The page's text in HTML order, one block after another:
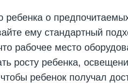
ребенка о
ему стандартный
рабочее место
росту ребенка,
ребенок получал